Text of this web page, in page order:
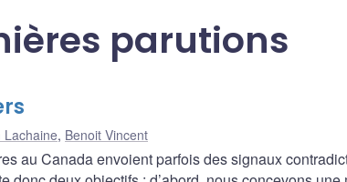
parutions
, Benoit Vincent
au Canada envoient parfois des signaux